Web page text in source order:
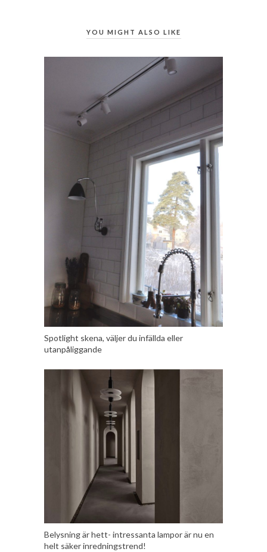
YOU MIGHT ALSO LIKE
Spotlight skena, väljer du infällda eller
utanpåliggande
Belysning är hett- intressanta lampor är nu en
helt säker inredningstrend!